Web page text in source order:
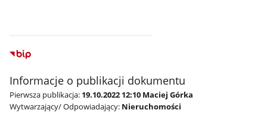
Informacje o publikacji dokumentu
Pierwsza publikacja: 19.10.2022 12:10 Maciej Górka
Wytwarzający/ Odpowiadający: Nieruchomości